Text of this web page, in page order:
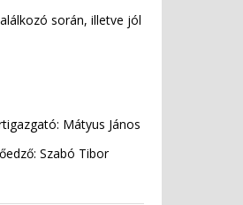
során, illetve jól
Mátyus János
Szabó Tibor